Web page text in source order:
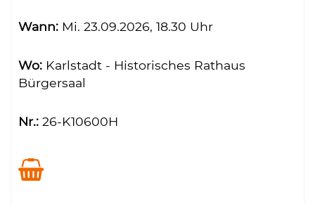
Wann: Mi. 23.09.2026, 18.30 Uhr
Wo: Karlstadt - Historisches Rathaus
Bürgersaal
Nr.: 26-K10600H